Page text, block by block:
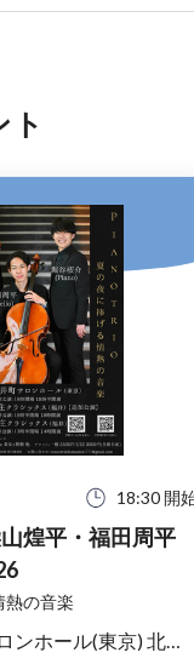
ト
18:30 開
煌平・福田周平
熱の音楽
(東京) 北ノ庄クラシックス(福井)